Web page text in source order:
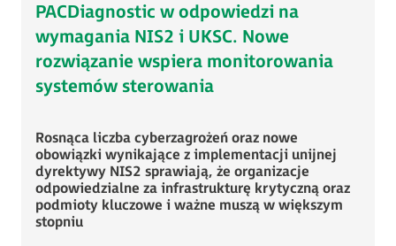
PACDiagnostic w odpowiedzi na
wymagania NIS2 i UKSC. Nowe
rozwiązanie wspiera monitorowania
systemów sterowania
Rosnąca liczba cyberzagrożeń oraz nowe
obowiązki wynikające z implementacji unijnej
dyrektywy NIS2 sprawiają, że organizacje
odpowiedzialne za infrastrukturę krytyczną oraz
podmioty kluczowe i ważne muszą w większym
stopniu